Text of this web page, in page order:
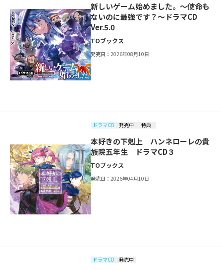
新しいゲーム始めました。～使命も
ないのに最強です？～ドラマCD
Ver.5.0
TOブックス
発売日：2026年08月10日
ドラマCD 発売中 特典
本好きの下剋上 ハンネローレの貴
族院五年生 ドラマCD３
TOブックス
発売日：2026年04月10日
ドラマCD 発売中